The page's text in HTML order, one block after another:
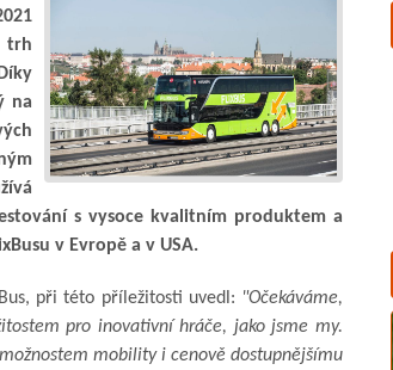
trh
na
s vysoce kvalitním produktem a
v Evropě a v USA.
při této příležitosti uvedl: "Očekáváme,
pro inovativní hráče, jako jsme my.
mobility i cenově dostupnějšímu